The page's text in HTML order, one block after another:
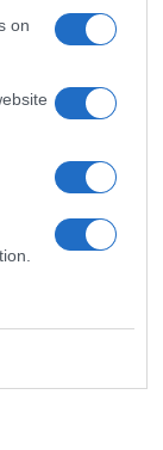
onτου